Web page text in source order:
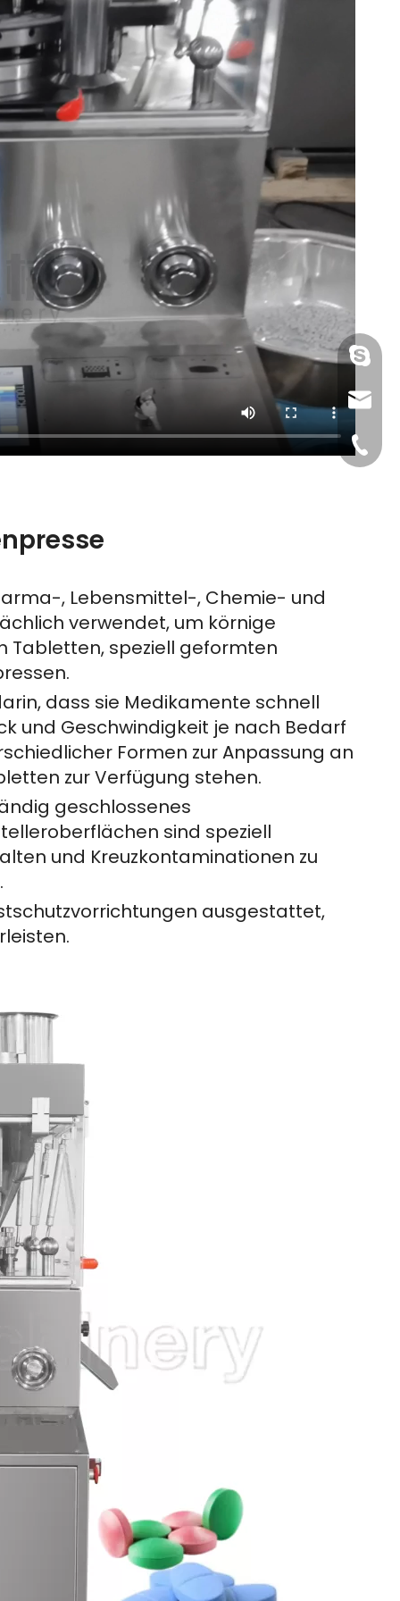
, Lebensmittel-, Chemie- und
verwendet, um körnige
Tabletten, speziell geformten
dass sie Medikamente schnell
und Geschwindigkeit je nach Bedarf
Formen zur Anpassung an
zur Verfügung stehen.
geschlossenes
sind speziell
und Kreuzkontaminationen zu
ausgestattet,
+86-